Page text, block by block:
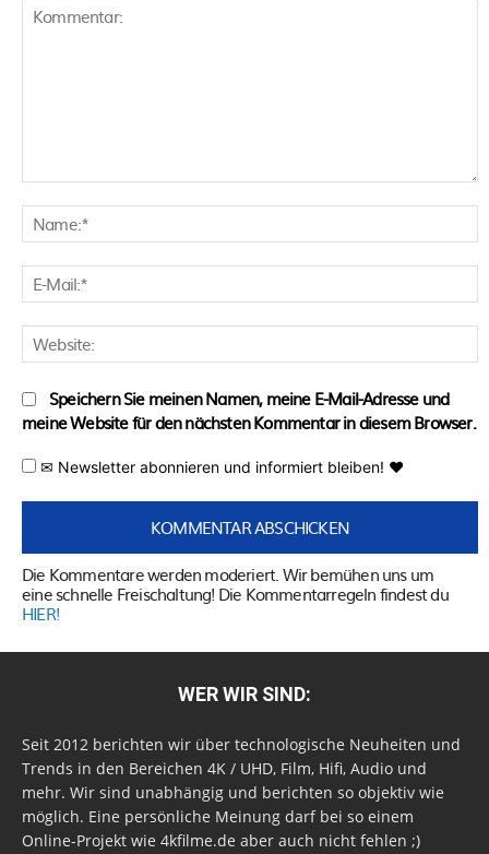
Speichern Sie meinen Namen, meine E-Mail-Adresse und
meine Website für den nächsten Kommentar in diesem Browser.
✉ Newsletter abonnieren und informiert bleiben! ♥
Die Kommentare werden moderiert. Wir bemühen uns um
eine schnelle Freischaltung! Die Kommentarregeln findest du
HIER!
WER WIR SIND:
Seit 2012 berichten wir über technologische Neuheiten und
Trends in den Bereichen 4K / UHD, Film, Hifi, Audio und
mehr. Wir sind unabhängig und berichten so objektiv wie
möglich. Eine persönliche Meinung darf bei so einem
Online-Projekt wie 4kfilme.de aber auch nicht fehlen ;)